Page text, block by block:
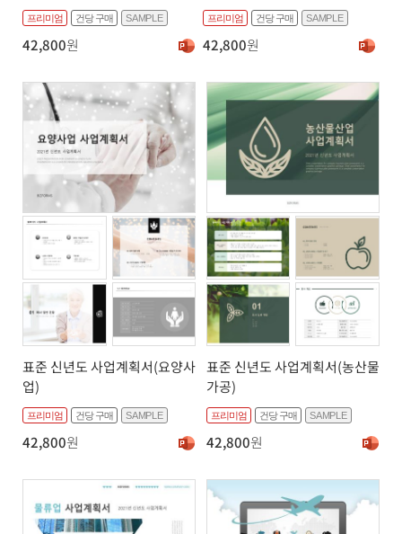
프리미엄 건당 구매 SAMPLE
42,800원
프리미엄 건당 구매 SAMPLE
42,800원
표준 신년도 사업계획서(요양사
업)
프리미엄 건당 구매 SAMPLE
42,800원
표준 신년도 사업계획서(농산물
가공)
프리미엄 건당 구매 SAMPLE
42,800원